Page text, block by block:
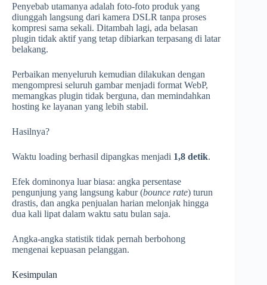
Penyebab utamanya adalah foto-foto produk yang
diunggah langsung dari kamera DSLR tanpa proses
kompresi sama sekali. Ditambah lagi, ada belasan
plugin tidak aktif yang tetap dibiarkan terpasang di latar
belakang.
Perbaikan menyeluruh kemudian dilakukan dengan
mengompresi seluruh gambar menjadi format WebP,
memangkas plugin tidak berguna, dan memindahkan
hosting ke layanan yang lebih stabil.
Hasilnya?
Waktu loading berhasil dipangkas menjadi 1,8 detik.
Efek dominonya luar biasa: angka persentase
pengunjung yang langsung kabur (bounce rate) turun
drastis, dan angka penjualan harian melonjak hingga
dua kali lipat dalam waktu satu bulan saja.
Angka-angka statistik tidak pernah berbohong
mengenai kepuasan pelanggan.
Kesimpulan